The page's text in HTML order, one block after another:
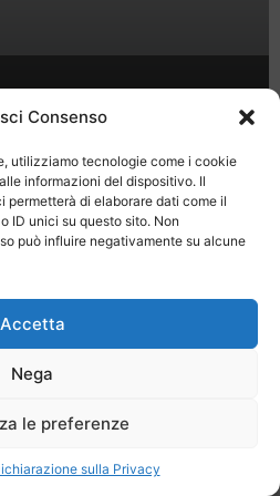
Consenso
utilizziamo tecnologie come i cookie
informazioni del dispositivo. Il
permetterà di elaborare dati come il
ID unici su questo sito. Non
può influire negativamente su alcune
Accetta
Nega
le preferenze
sulla Privacy
Contatti
MINUTE - SH WEB